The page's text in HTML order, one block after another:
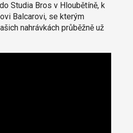
Studia Bros v Hloubětíně, k
Balcarovi, se kterým
nahrávkách průběžně už